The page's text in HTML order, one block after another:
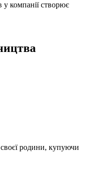
у компанії створює
своєї родини, купуючи